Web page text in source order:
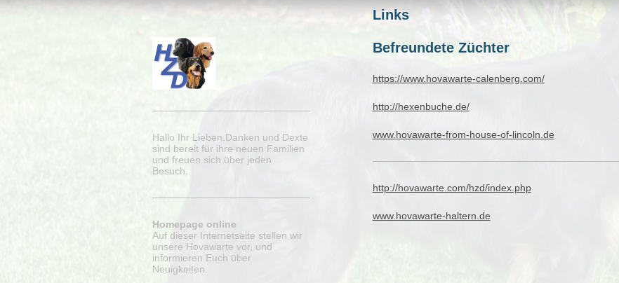
Links
Befreundete Züchter
https://www.hovawarte-calenberg.com/
http://hexenbuche.de/
www.hovawarte-from-house-of-lincoln.de
http://hovawarte.com/hzd/index.php
www.hovawarte-haltern.de
Hallo Ihr Lieben.Danken und Dexte
sind bereit für ihre neuen Familien
und freuen sich über jeden
Besuch.
Homepage online
Auf dieser Internetseite stellen wir
unsere Hovawarte vor, und
informieren Euch über
Neuigkeiten.